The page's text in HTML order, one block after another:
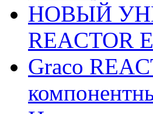
НОВЫЙ
REACTOR
Graco